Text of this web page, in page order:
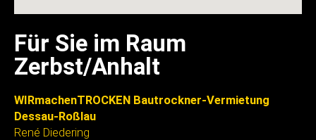
Für Sie im Raum
Zerbst/Anhalt
WIRmachenTROCKEN Bautrockner-Vermietung
Dessau-Roßlau
René Diedering